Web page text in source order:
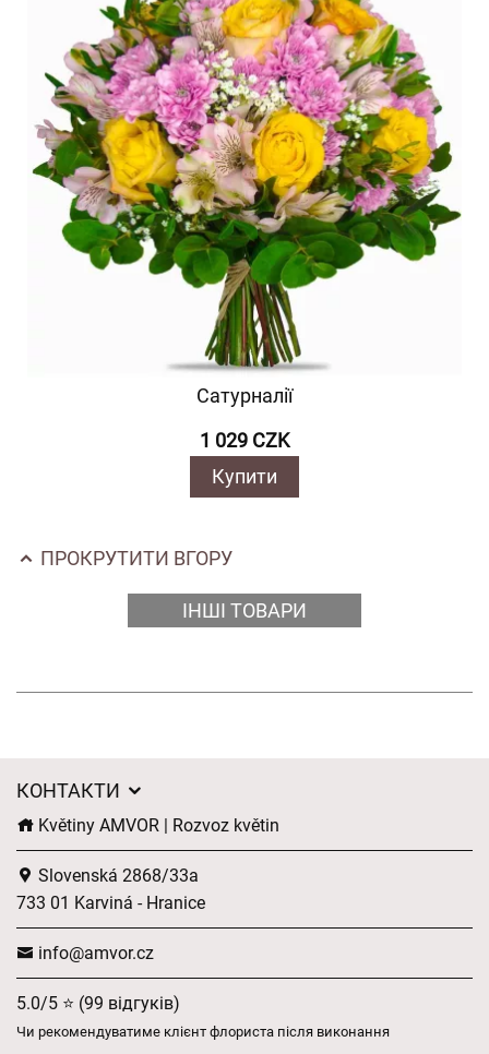
Сатурналії
1 029 CZK
Купити
ПРОКРУТИТИ ВГОРУ
ІНШІ ТОВАРИ
КОНТАКТИ
Květiny AMVOR | Rozvoz květin
Slovenská 2868/33a
733 01 Karviná - Hranice
info@amvor.cz
5.0/5 ⭐ (99 відгуків)
Чи рекомендуватиме клієнт флориста після виконання